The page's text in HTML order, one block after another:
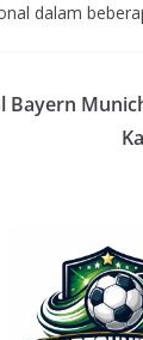
dalam
Bayern